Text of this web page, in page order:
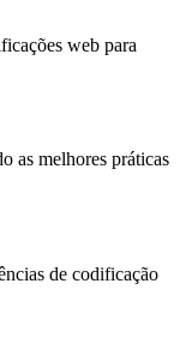
web para
as melhores práticas
de codificação